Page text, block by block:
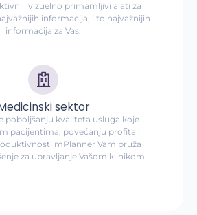
i vizuelno primamljivi alati za
informacija, i to najvažnijih
informacija za Vas.
sektor
poboljšanju kvaliteta usluga koje
pacijentima, povećanju profita i
mPlanner Vam pruža
za upravljanje Vašom klinikom.